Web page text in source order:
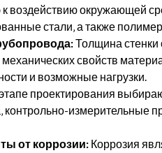
к воздействию окружающей
стали‚ а также
Толщина стенки
свойств
и возможные нагрузки.
проектирования
контрольно-измерительные
от коррозии: Коррозия